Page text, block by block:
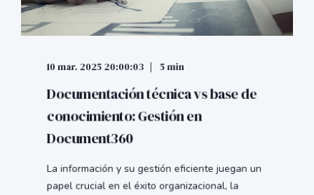
10 mar. 2025 20:00:03 5 min
Documentación técnica vs base de
conocimiento: Gestión en
Document360
La información y su gestión eficiente juegan un
papel crucial en el éxito organizacional, la